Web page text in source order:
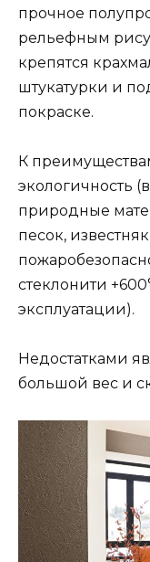
прочное
рельефным
крепятся
штукатурки и
покраске.
К
экологичность
природные
песок,
стеклонити
эксплуатации).
Недостатками
большой вес и